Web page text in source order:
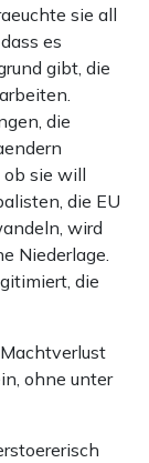
sie all
es
gibt, die
die
ob sie will
die EU
wird
Niederlage.
die
ohne unter